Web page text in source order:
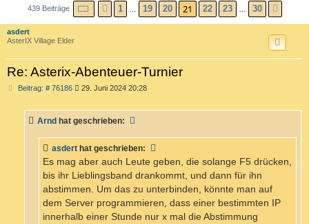
439 Beiträge SEITE21 VON 30
VORHERIGE
1 … 19 20 21 22 23 … 30
asdert
AsterIX Village Elder
Re: Asterix-Abenteuer-Turnier
Beitrag: # 76186B
r
g
29. Juni 2024 20:28
Arnd hat geschrieben:
asdert hat geschrieben:
Es mag aber auch Leute geben, die solange F5 drücken,
bis ihr Lieblingsband drankommt, und dann für ihn
abstimmen. Um das zu unterbinden, könnte man auf
dem Server programmieren, dass einer bestimmten IP
innerhalb einer Stunde nur x mal die Abstimmung